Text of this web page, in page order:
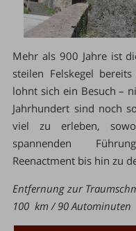
Mehr als 900 Jahre ist
steilen Felskegel
lohnt sich ein Besuch –
Jahrhundert sind noch
viel zu erleben,
spannenden
Reenactment bis hin zu
Entfernung zur
100 km / 90 Autominuten